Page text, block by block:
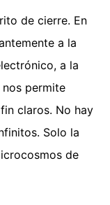
de cierre. En
a la
a la
permite
claros. No hay
Solo la
de